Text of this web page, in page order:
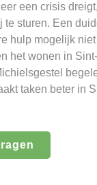
een crisis
te sturen. Een
hulp mogelijk
het wonen in
taken beter in